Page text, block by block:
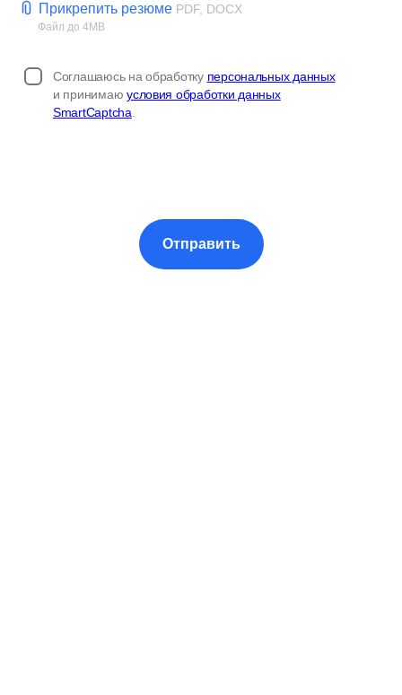
Прикрепить резюме PDF, DOCX
Файл до 4MB
Соглашаюсь на обработку персональных данных
и принимаю условия обработки данных
SmartCaptcha
Отправить